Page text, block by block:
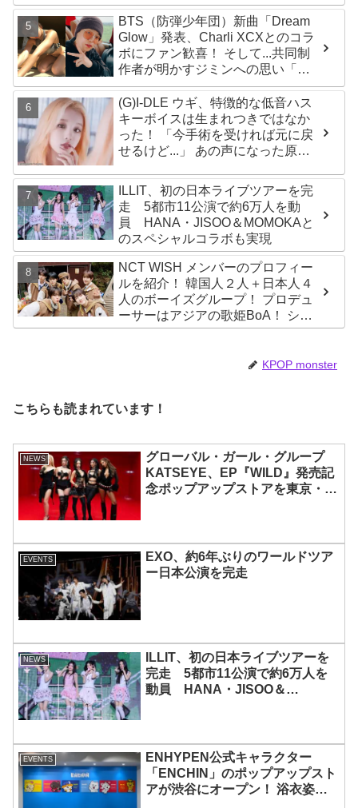
リア「芸能人たちが時間がないと
言っているのは全部嘘」
BTS（防弾少年団）新曲「Dream
Glow」発表、Charli XCXとのコラ
ボにファン歓喜！ そして...共同制
作者が明かすジミンへの思い「彼
の夢、そして彼の絶望から生まれ
た歌」
(G)I-DLE ウギ、特徴的な低音ハス
キーボイスは生まれつきではなか
った！ 「今手術を受ければ元に戻
せるけど...」 あの声になった原因
ILLIT、初の日本ライブツアーを完
走 5都市11公演で約6万人を動
員 HANA・JISOO＆MOMOKAと
のスペシャルコラボも実現
NCT WISH メンバーのプロフィー
ルを紹介！ 韓国人２人＋日本人４
人のボーイズグループ！ プロデュ
ーサーはアジアの歌姫BoA！ シオ
ン、ジェヒ、リク、ユウシ、リョ
KPOP monster
こちらも読まれています！
NEWS
グローバル・ガール・グループ
KATSEYE、EP『WILD』発売記
念ポップアップストアを東京・原
EVENTS
EXO、約6年ぶりのワールドツア
ー日本公演を完走
NEWS
ILLIT、初の日本ライブツアーを
完走 5都市11公演で約6万人を
動員 HANA・JISOO＆
EVENTS
ENHYPEN公式キャラクター
「ENCHIN」のポップアップスト
アが渋谷にオープン！ 浴衣姿の